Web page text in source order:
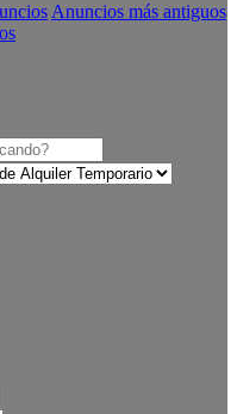
Anuncios más antiguos